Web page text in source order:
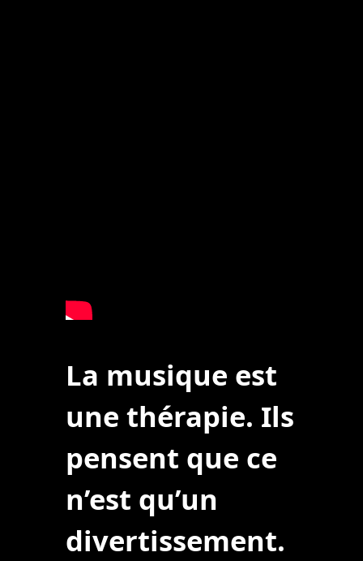
La musique est
une thérapie. Ils
pensent que ce
n’est qu’un
divertissement.